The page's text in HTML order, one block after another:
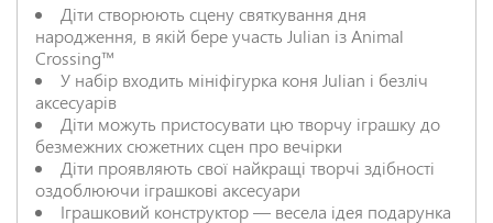
Діти створюють сцену святкування дня
народження, в якій бере участь Julian із Animal
Crossing™
У набір входить мініфігурка коня Julian і безліч
аксесуарів
Діти можуть пристосувати цю творчу іграшку до
безмежних сюжетних сцен про вечірки
Діти проявляють свої найкращі творчі здібності
оздоблюючи іграшкові аксесуари
Іграшковий конструктор — весела ідея подарунка